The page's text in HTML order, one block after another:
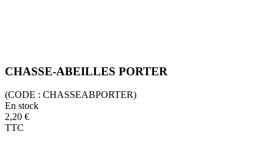
CHASSE-ABEILLES PORTER
(CODE : CHASSEABPORTER)
En stock
2,20 €
TTC